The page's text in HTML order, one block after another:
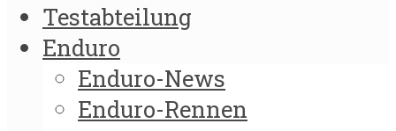
Testabteilung
Enduro
Enduro-News
Enduro-Rennen